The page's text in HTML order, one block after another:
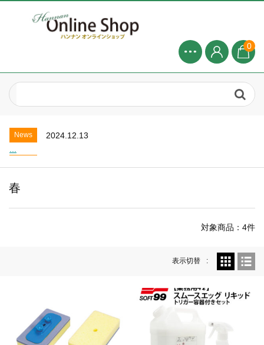
0
2025年 8月お盆休みについて...
News
2025.4.20
News
2024.12.13
News
春
対象商品：4件
表示切替